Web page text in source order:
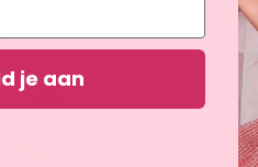
je aan